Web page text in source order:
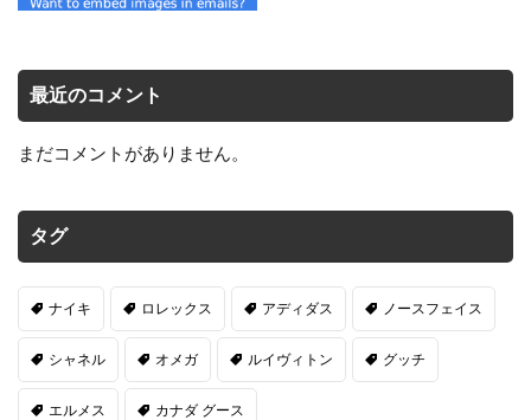
最近のコメント
まだコメントがありません。
タグ
ナイキ ロレックス アディダス ノースフェイス
シャネル オメガ ルイヴィトン グッチ
エルメス カナダ グース